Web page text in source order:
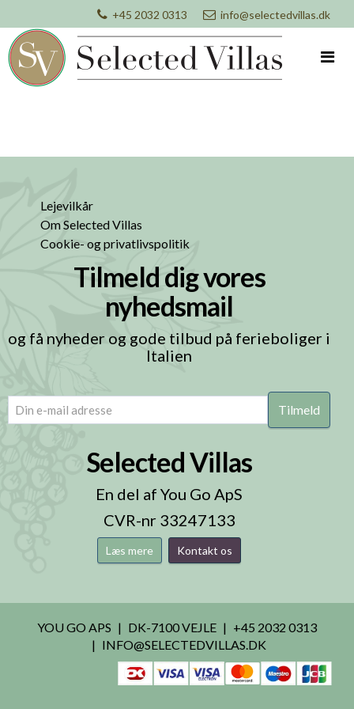
+45 2032 0313 info@selectedvillas.dk
Lejevilkår
Om Selected Villas
Cookie- og privatlivspolitik
Tilmeld dig vores
nyhedsmail
og få nyheder og gode tilbud på ferieboliger i
Italien
(Påkrævet)
Selected Villas
En del af You Go ApS
CVR-nr 33247133
Læs mere Kontakt os
YOU GO APS DK-7100 VEJLE
+45 2032 0313
INFO@SELECTEDVILLAS.DK